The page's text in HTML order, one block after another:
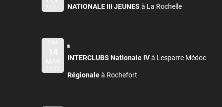
2021
NATIONALE III JEUNES à La Rochelle
DIM
14
MAR
2021
INTERCLUBS Nationale IVà Lesparre Médoc
Régionaleà Rochefort